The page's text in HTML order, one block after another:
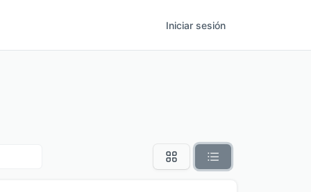
Iniciar sesión